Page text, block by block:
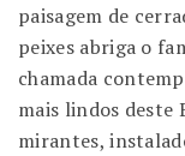
paisagem de
peixes abriga o
chamada
mais lindos deste
mirantes,